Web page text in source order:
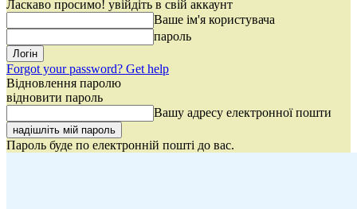
Ласкаво просимо! увійдіть в свій аккаунт
Ваше ім'я користувача
пароль
Forgot your password? Get help
Відновлення паролю
відновити пароль
Вашу адресу електронної пошти
Пароль буде по електронній пошті до вас.